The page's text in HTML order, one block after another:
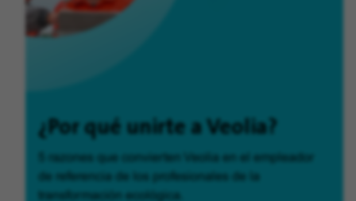
¿Por qué unirte a Veolia?